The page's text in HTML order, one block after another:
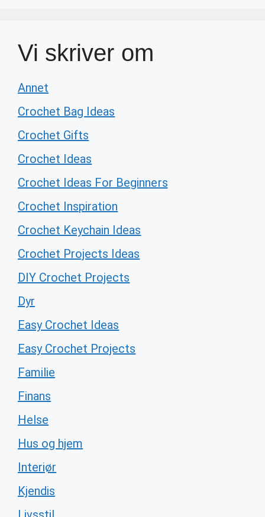
Vi skriver om
Annet
Crochet Bag Ideas
Crochet Gifts
Crochet Ideas
Crochet Ideas For Beginners
Crochet Inspiration
Crochet Keychain Ideas
Crochet Projects Ideas
DIY Crochet Projects
Dyr
Easy Crochet Ideas
Easy Crochet Projects
Familie
Finans
Helse
Hus og hjem
Interiør
Kjendis